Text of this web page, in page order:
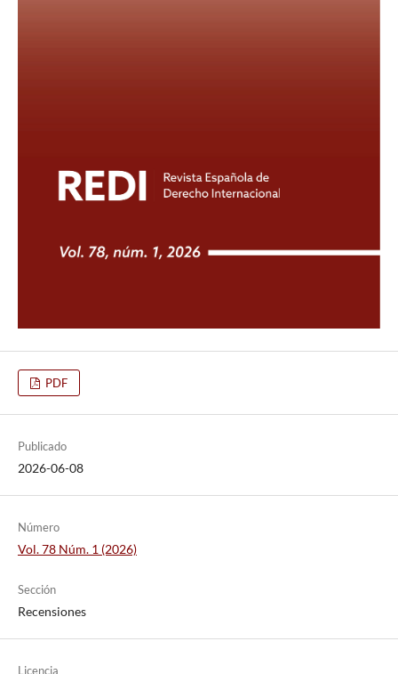
PDF
Publicado
2026-06-08
Número
Vol. 78 Núm. 1 (2026)
Sección
Recensiones
Licencia